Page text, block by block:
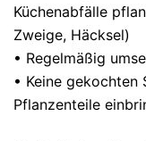
Küchenabfälle
Zweige, Häcksel)
• Regelmäßig
• Keine gekochten
Pflanzenteile